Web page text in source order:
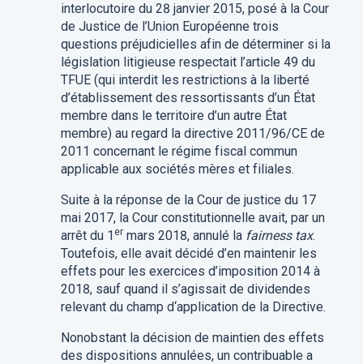
interlocutoire du 28 janvier 2015, posé à la Cour
de Justice de l’Union Européenne trois
questions préjudicielles afin de déterminer si la
législation litigieuse respectait l’article 49 du
TFUE (qui interdit les restrictions à la liberté
d’établissement des ressortissants d’un État
membre dans le territoire d’un autre État
membre) au regard la directive 2011/96/CE de
2011 concernant le régime fiscal commun
applicable aux sociétés mères et filiales.
Suite à la réponse de la Cour de justice du 17
mai 2017, la Cour constitutionnelle avait, par un
arrêt du 1 er mars 2018, annulé la fairness tax.
Toutefois, elle avait décidé d’en maintenir les
effets pour les exercices d’imposition 2014 à
2018, sauf quand il s’agissait de dividendes
relevant du champ d‘application de la Directive.
Nonobstant la décision de maintien des effets
des dispositions annulées, un contribuable a